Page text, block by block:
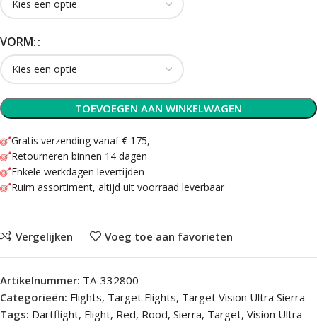
VORM:
TOEVOEGEN AAN WINKELWAGEN
Gratis verzending vanaf € 175,-
Retourneren binnen 14 dagen
Enkele werkdagen levertijden
Ruim assortiment, altijd uit voorraad leverbaar
Vergelijken Voeg toe aan favorieten
Artikelnummer: TA-332800
Categorieën: Flights, Target Flights, Target Vision Ultra Sierra
Tags: Dartflight, Flight, Red, Rood, Sierra, Target, Vision Ultra